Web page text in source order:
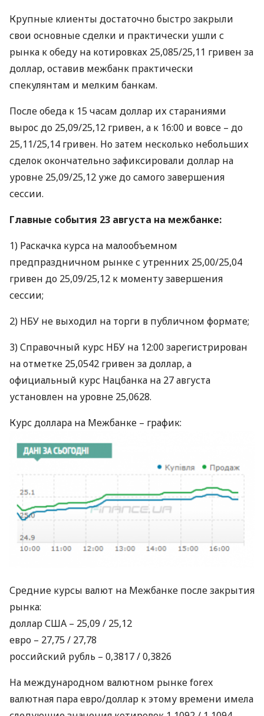
Крупные клиенты достаточно быстро закрыли
свои основные сделки и практически ушли с
рынка к обеду на котировках 25,085/25,11 гривен за
доллар, оставив межбанк практически
спекулянтам и мелким банкам.
После обеда к 15 часам доллар их стараниями
вырос до 25,09/25,12 гривен, а к 16:00 и вовсе – до
25,11/25,14 гривен. Но затем несколько небольших
сделок окончательно зафиксировали доллар на
уровне 25,09/25,12 уже до самого завершения
сессии.
Главные события 23 августа на межбанке:
1) Раскачка курса на малообъемном
предпраздничном рынке с утренних 25,00/25,04
гривен до 25,09/25,12 к моменту завершения
сессии;
2) НБУ не выходил на торги в публичном формате;
3) Справочный курс НБУ на 12:00 зарегистрирован
на отметке 25,0542 гривен за доллар, а
официальный курс Нацбанка на 27 августа
установлен на уровне 25,0628.
Курс доллара на Межбанке – график:
Средние курсы валют на Межбанке после закрытия
рынка:
долларСША – 25,09 / 25,12
евро – 27,75 / 27,78
российский рубль – 0,3817 / 0,3826
На международном валютном рынке forex
валютная пара евро/доллар к этому времени имела